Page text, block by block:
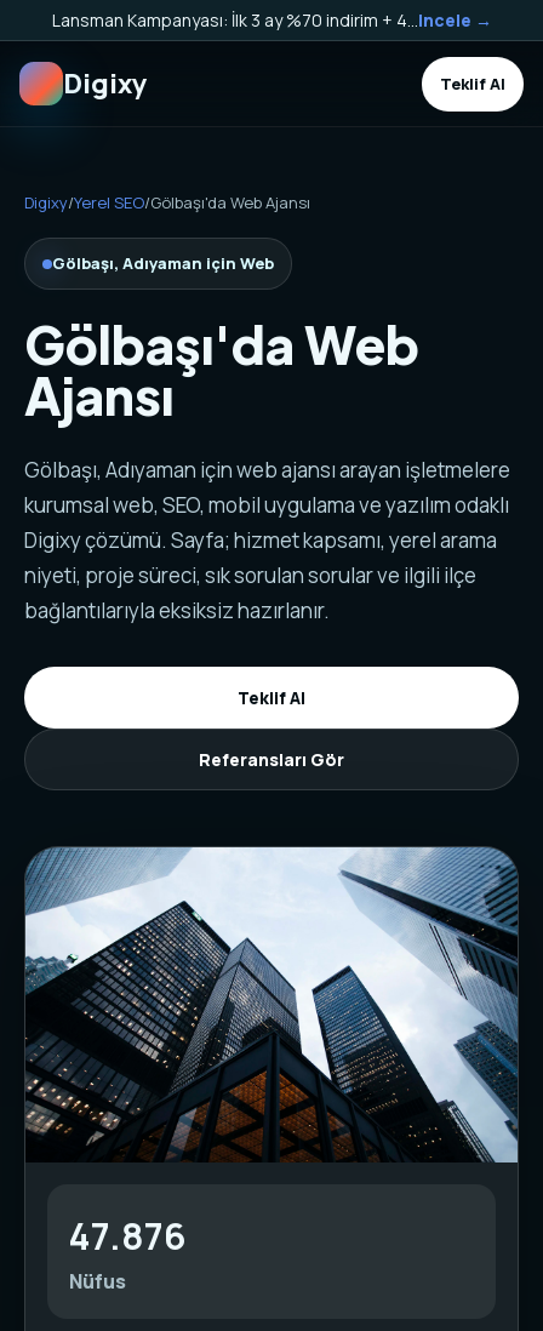
Incele →
Digixy Teklif Al
Digixy/Yerel SEO/Gölbaşı'da Web Ajansı
Gölbaşı, Adıyaman için Web
Gölbaşı'da Web
Ajansı
Gölbaşı, Adıyaman için web ajansı arayan işletmelere
kurumsal web, SEO, mobil uygulama ve yazılım odaklı
Digixy çözümü. Sayfa; hizmet kapsamı, yerel arama
niyeti, proje süreci, sık sorulan sorular ve ilgili ilçe
bağlantılarıyla eksiksiz hazırlanır.
Teklif Al
Referansları Gör
47.876
Nüfus